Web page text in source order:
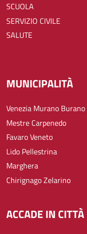
SCUOLA
SERVIZIO CIVILE
SALUTE
MUNICIPALITÀ
Venezia Murano Burano
Mestre Carpenedo
Favaro Veneto
Lido Pellestrina
Marghera
Chirignago Zelarino
ACCADE IN CITTÀ